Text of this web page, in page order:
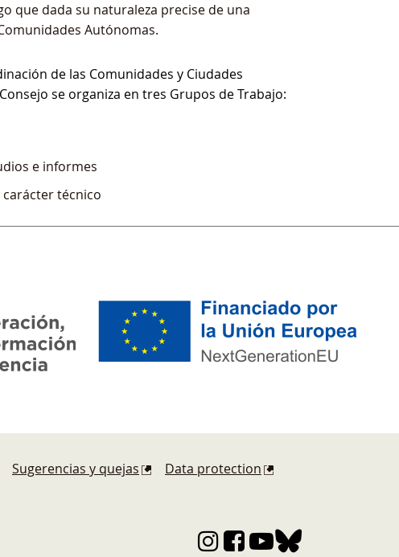
que dada su naturaleza precise de una
Autónomas.
de las Comunidades y Ciudades
se organiza en tres Grupos de Trabajo:
e informes
técnico
Sugerencias y quejas
Data protection